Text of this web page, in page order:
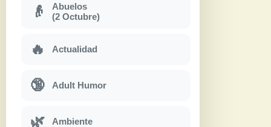
👴
Abuelos
(2 Octubre)
🔥 Actualidad
🔞 Adult Humor
🌿 Ambiente